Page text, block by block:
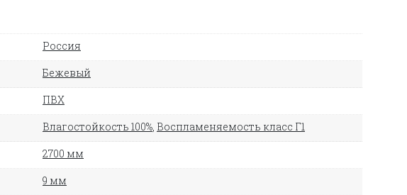
Россия
Бежевый
ПВХ
Влагостойкость 100% Воспламеняемость класс Г1
2700 мм
9 мм